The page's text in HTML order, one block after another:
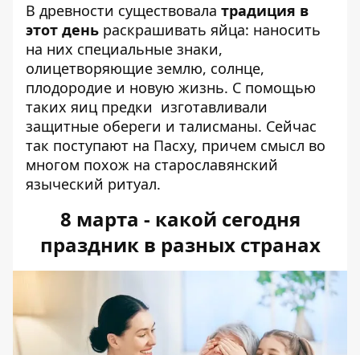
В древности существовала традиция в
этот день раскрашивать яйца: наносить
на них специальные знаки,
олицетворяющие землю, солнце,
плодородие и новую жизнь. С помощью
таких яиц предки изготавливали
защитные обереги и талисманы. Сейчас
так поступают на Пасху, причем смысл во
многом похож на старославянский
языческий ритуал.
8 марта - какой сегодня
праздник в разных странах